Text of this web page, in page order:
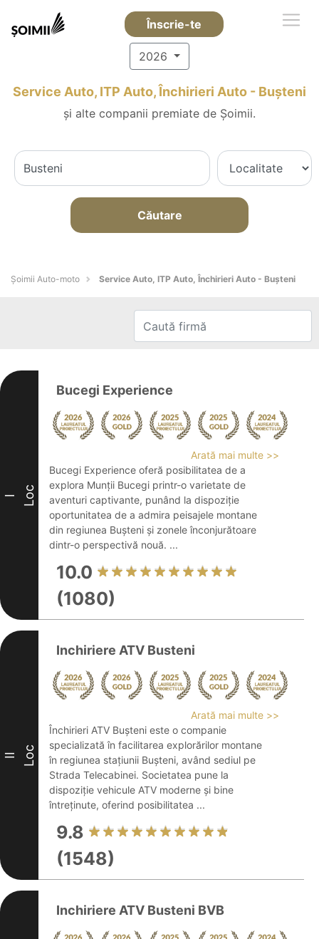
Înscrie-te
2026
Service Auto, ITP Auto, Închirieri Auto - Buşteni
și alte companii premiate de Șoimii.
Căutare
Șoimii Auto-moto Service Auto, ITP Auto, Închirieri Auto - Buşteni
I Loc
Bucegi Experience
Arată mai multe >>
Bucegi Experience oferă posibilitatea de a
explora Munții Bucegi printr-o varietate de
aventuri captivante, punând la dispoziție
oportunitatea de a admira peisajele montane
din regiunea Bușteni și zonele înconjurătoare
dintr-o perspectivă nouă. ...
10.0
(1080)
II Loc
Inchiriere ATV Busteni
Arată mai multe >>
Închirieri ATV Bușteni este o companie
specializată în facilitarea explorărilor montane
în regiunea stațiunii Bușteni, având sediul pe
Strada Telecabinei. Societatea pune la
dispoziție vehicule ATV moderne și bine
întreținute, oferind posibilitatea ...
9.8
(1548)
Inchiriere ATV Busteni BVB